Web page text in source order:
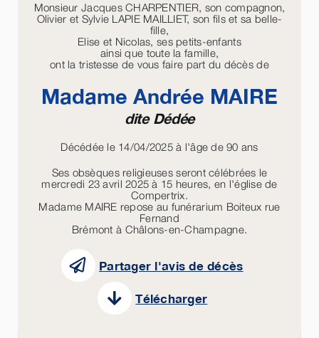
Monsieur Jacques CHARPENTIER, son compagnon,
Olivier et Sylvie LAPIE MAILLIET, son fils et sa belle-
fille,
Elise et Nicolas, ses petits-enfants
ainsi que toute la famille,
ont la tristesse de vous faire part du décès de
Madame Andrée MAIRE
dite Dédée
Décédée le 14/04/2025 à l'âge de 90 ans
Ses obsèques religieuses seront célébrées le
mercredi 23 avril 2025 à 15 heures, en l'église de
Compertrix.
Madame MAIRE repose au funérarium Boiteux rue
Fernand
Brémont à Châlons-en-Champagne.
Partager l'avis de décès
Télécharger